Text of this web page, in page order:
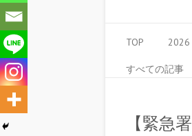
TOP 2026
すべての記事
【緊急